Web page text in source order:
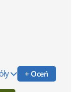
+ Oceń